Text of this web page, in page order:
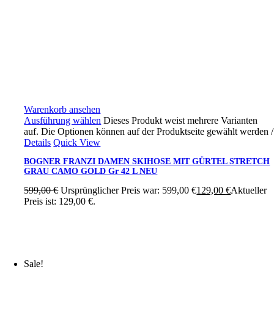
Warenkorb ansehen
Ausführung wählen Dieses Produkt weist mehrere Varianten
auf. Die Optionen können auf der Produktseite gewählt werden/
Details Quick View
BOGNER FRANZI DAMEN SKIHOSE MIT GÜRTEL STRETCH
GRAU CAMO GOLD Gr 42 L NEU
599,00€ Ursprünglicher Preis war: 599,00 €129,00€Aktueller
Preis ist: 129,00 €.
Sale!